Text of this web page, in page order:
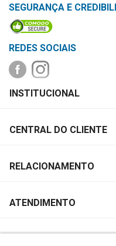
CENTRAL
DE
LOJAS
MAIS
DO
SEGURANÇA E
REDES SOCIAIS
PAGAMENTO
INSTITUCIONAL
CENTRAL DO CLIENTE
RELACIONAMENTO
ATENDIMENTO